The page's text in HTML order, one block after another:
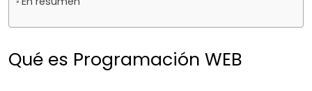
Qué es Programación WEB